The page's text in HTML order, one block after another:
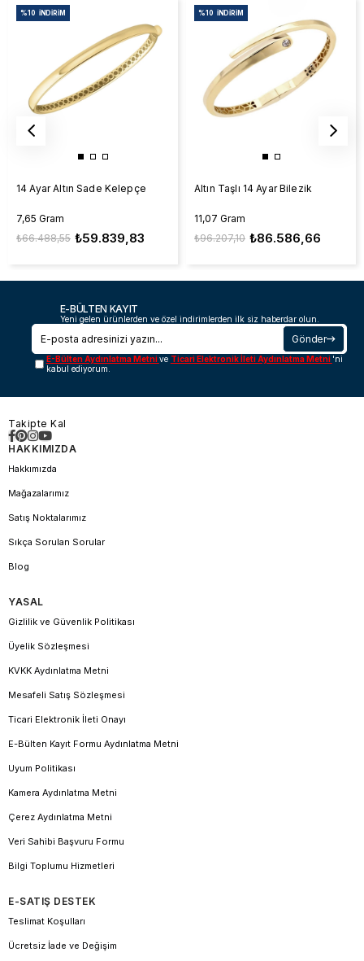
14 Ayar Altın Sade Kelepçe
7,65 Gram
₺59.839,83
₺66.488,55
%10 İNDIRIM
Altın Taşlı 14 Ayar Bilezik
11,07 Gram
₺86.586,66
₺96.207,10
%10 İNDIRIM
E-BÜLTEN KAYIT
Yeni gelen ürünlerden ve özel indirimlerden ilk siz haberdar olun.
Gönder
E-Bülten Aydınlatma Metnive Ticari Elektronik İleti Aydınlatma Metni 'ni
kabul ediyorum.
Takipte Kal
HAKKIMIZDA
Hakkımızda
Mağazalarımız
Satış Noktalarımız
Sıkça Sorulan Sorular
Blog
YASAL
Gizlilik ve Güvenlik Politikası
Üyelik Sözleşmesi
KVKK Aydınlatma Metni
Mesafeli Satış Sözleşmesi
Ticari Elektronik İleti Onayı
E-Bülten Kayıt Formu Aydınlatma Metni
Uyum Politikası
Kamera Aydınlatma Metni
Çerez Aydınlatma Metni
Veri Sahibi Başvuru Formu
Bilgi Toplumu Hizmetleri
E-SATIŞ DESTEK
Teslimat Koşulları
Ücretsiz İade ve Değişim